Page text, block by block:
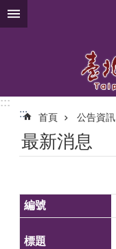
跳到主要內容區塊
:::
:::
首頁 公告資訊
最新消息